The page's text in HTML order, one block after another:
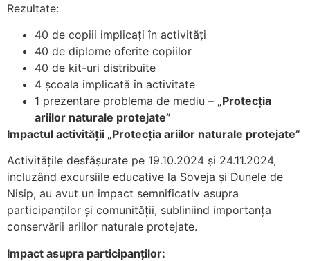
Rezultate:
40 de copiii implicați în activități
40 de diplome oferite copiilor
40 de kit-uri distribuite
4 școala implicată în activitate
1 prezentare problema de mediu – „Protecția
ariilor naturale protejate”
Impactul activității „Protecția ariilor naturale protejate”
Activitățile desfășurate pe 19.10.2024 și 24.11.2024,
incluzând excursiile educative la Soveja și Dunele de
Nisip, au avut un impact semnificativ asupra
participanților și comunității, subliniind importanța
conservării ariilor naturale protejate.
Impact asupra participanților: